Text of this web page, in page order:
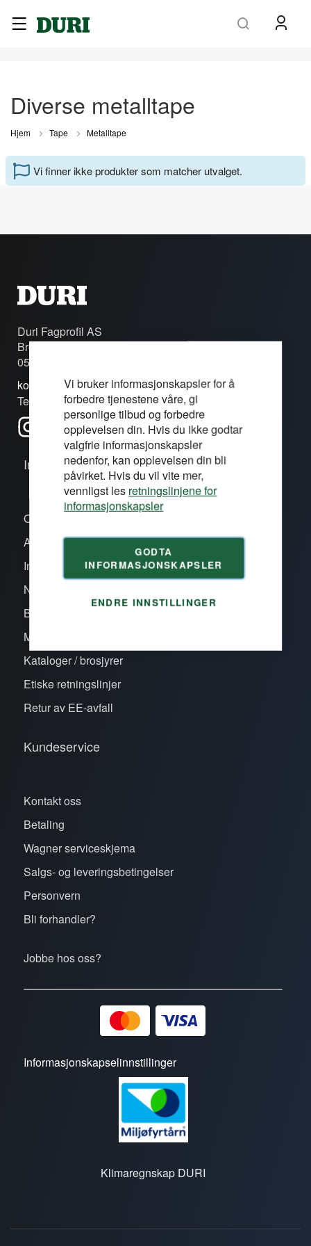
Vi bruker informasjonskapsler for å
forbedre tjenestene våre, gi
personlige tilbud og forbedre
opplevelsen din. Hvis du ikke godtar
valgfrie informasjonskapsler
nedenfor, kan opplevelsen din bli
påvirket. Hvis du vil vite mer,
vennligst les retningslinjene for
informasjonskapsler
GODTA
INFORMASJONSKAPSLER
ENDRE INNSTILLINGER
Diverse metalltape
Hjem Tape Metalltape
Vi finner ikke produkter som matcher utvalget.
Duri Fagprofil AS
Brobekkveien 80c
0582 Oslo
kontakt@duri.no
Tel: (+47) 24 13 13 50
Informasjon
Om oss/våre proffsentre
Aktiviteter
Inspirasjon
Nye produkter
Bli kunde
Merker
Kataloger / brosjyrer
Etiske retningslinjer
Retur av EE-avfall
Kundeservice
Kontakt oss
Betaling
Wagner serviceskjema
Salgs- og leveringsbetingelser
Personvern
Bli forhandler?
Jobbe hos oss?
Informasjonskapselinnstillinger
Klimaregnskap DURI